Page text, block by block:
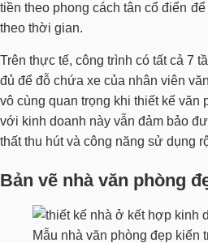
tiền theo phong cách tân cổ điển
theo thời gian.
Trên thực tế, công trình có tất cả 7
đủ để đỗ chứa xe của nhân viên
vô cùng quan trọng khi thiết kế văn
với kinh doanh này vẫn đảm bảo
thất thu hút và công năng sử dụng
Bản vẽ nhà văn phòng
Mẫu nhà văn phòng đẹp kiến